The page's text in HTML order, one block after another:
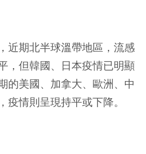
近期北半球溫帶地區，流感
，但韓國、日本疫情已明顯
的美國、加拿大、歐洲、中
疫情則呈現持平或下降。